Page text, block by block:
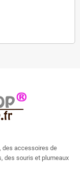
des accessoires de
des souris et plumeaux